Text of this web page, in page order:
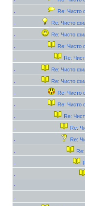
Re: Чисто
Re: Чисто
Re: Чисто
Re: Чисто
Re:
Re: Чисто
Re: Чисто
Re: Чисто
Re: Чисто
Re:
Re:
Re: